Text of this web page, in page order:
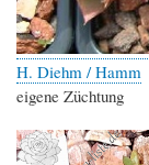
H. Diehm / Hamm
eigene Züchtung